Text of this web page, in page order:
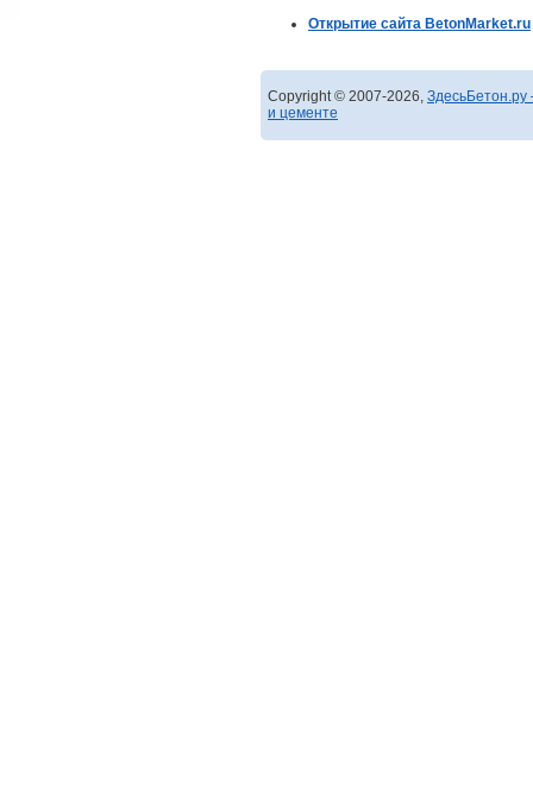
Открытие сайта BetonMarket.ru
Copyright © 2007-2026,
и цементе